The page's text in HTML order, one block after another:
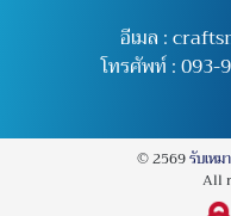
อีเมล :
โทรศัพท์ :093-
© 2569รับเห
All